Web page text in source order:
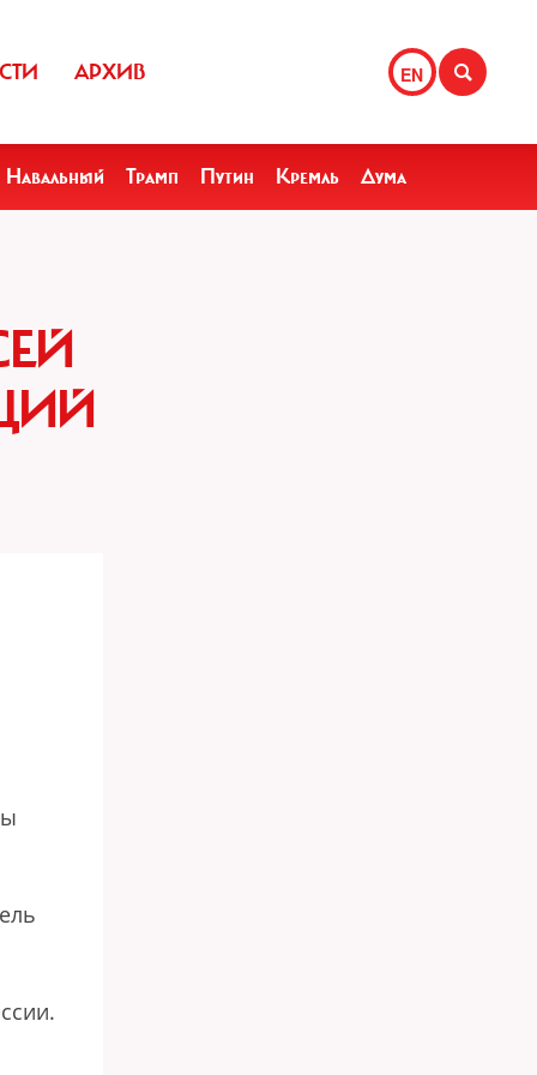
EN
АРХИВ
Навальный Трамп Путин Кремль Дума